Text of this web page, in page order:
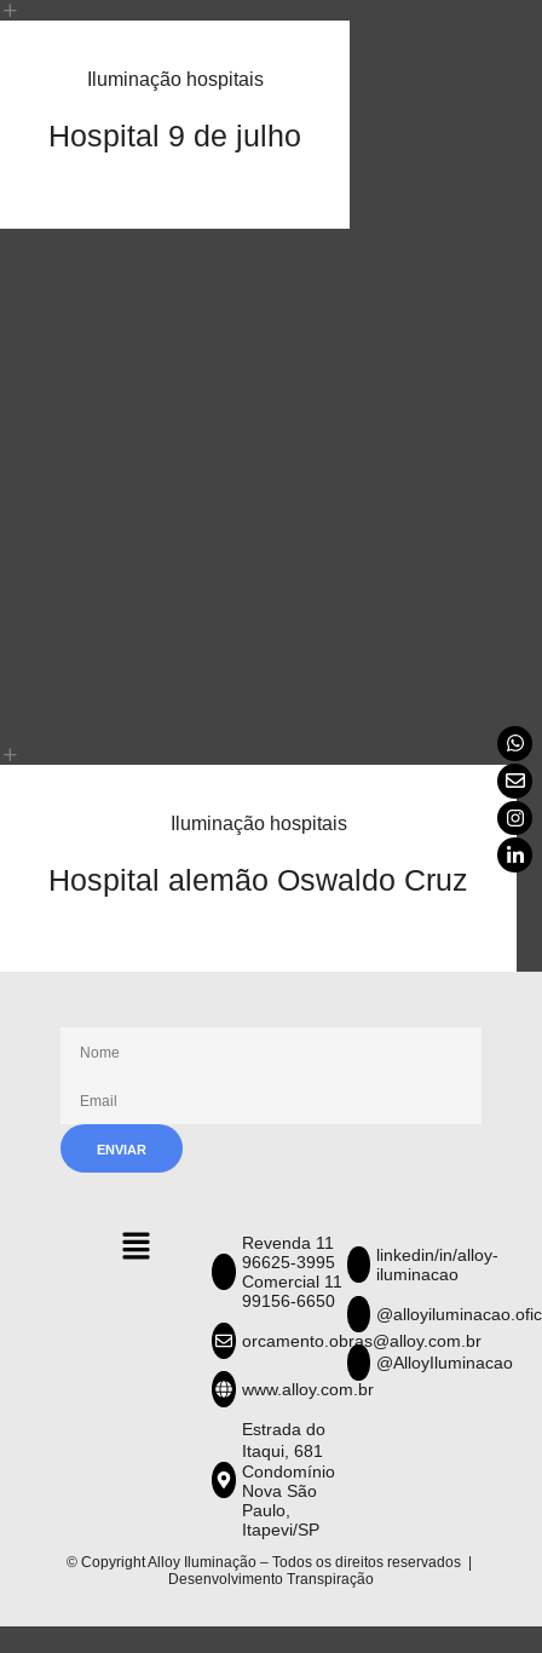
Iluminação hospitais
Hospital 9 de julho
Iluminação hospitais
Hospital alemão Oswaldo Cruz
Receba nossas novidades
Revenda 11
96625-3995
Comercial 11
99156-6650
orcamento.obras@alloy.com.br
www.alloy.com.br
Estrada do
Itaqui, 681
Condomínio
Nova São
Paulo,
Itapevi/SP
linkedin/in/alloy-
iluminacao
@AlloyIluminacao
© Copyright Alloy Iluminação – Todos os direitos reservados |
Desenvolvimento Transpiração